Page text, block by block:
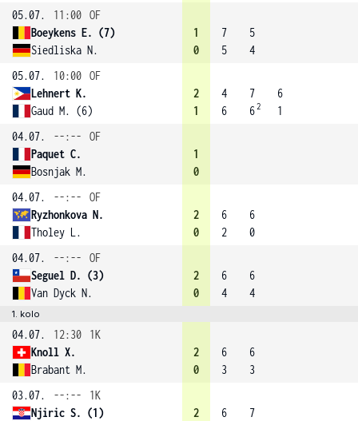
05.07.
11:00 OF
Boeykens E. (7)
Siedliska N.
1
0
7
5
5
4
05.07.
10:00 OF
Lehnert K.
Gaud M. (6)
2
1
4
6
7
62
6
1
04.07.
--:--
OF
Paquet C.
Bosnjak M.
1
0
04.07.
--:--
OF
Ryzhonkova N.
Tholey L.
2
0
6
2
6
0
04.07.
--:--
OF
Seguel D. (3)
Van Dyck N.
2
0
6
4
6
4
1. kolo
04.07. 12:30
1K
Knoll X.
Brabant M.
2
0
6
3
6
3
03.07.
--:--
1K
Njiric S. (1)
2
6
7